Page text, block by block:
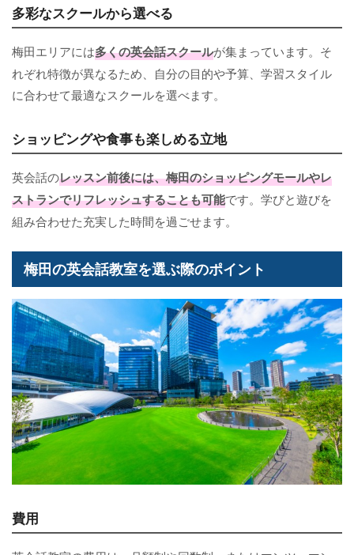
多彩なスクールから選べる
梅田エリアには多くの英会話スクールが集まっています。そ
れぞれ特徴が異なるため、自分の目的や予算、学習スタイル
に合わせて最適なスクールを選べます。
ショッピングや食事も楽しめる立地
英会話のレッスン前後には、梅田のショッピングモールやレ
ストランでリフレッシュすることも可能です。学びと遊びを
組み合わせた充実した時間を過ごせます。
梅田の英会話教室を選ぶ際のポイント
費用